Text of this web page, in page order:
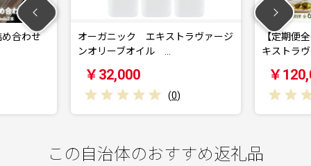
ニック エキストラヴァージ
【定期便全6回】オーガニック
キストラヴァージン…
この自治体のおすすめ返礼品